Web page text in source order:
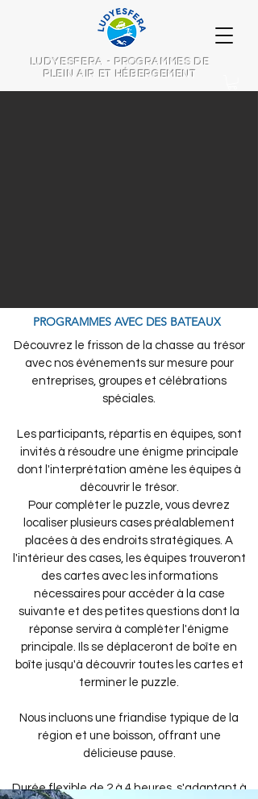
LUDYESFERA - PROGRAMMES DE
PLEIN AIR ET HÉBERGEMENT
PROGRAMMES AVEC DES BATEAUX
Découvrez le frisson de la chasse au trésor
avec nos événements sur mesure pour
entreprises, groupes et célébrations
spéciales.
Les participants, répartis en équipes, sont
invités à résoudre une énigme principale
dont l'interprétation amène les équipes à
découvrir le trésor.
Pour compléter le puzzle, vous devrez
localiser plusieurs cases préalablement
placées à des endroits stratégiques. A
l'intérieur des cases, les équipes trouveront
des cartes avec les informations
nécessaires pour accéder à la case
suivante et des petites questions dont la
réponse servira à compléter l'énigme
principale. Ils se déplaceront de boîte en
boîte jusqu'à découvrir toutes les cartes et
terminer le puzzle.
Nous incluons une friandise typique de la
région et une boisson, offrant une
délicieuse pause.
Durée flexible de 2 à 4 heures, s'adaptant à